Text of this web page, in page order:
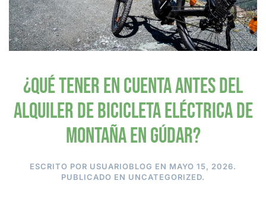
¿Qué tener en cuenta antes del
alquiler de bicicleta eléctrica de
montaña en Gúdar?
ESCRITO POR USUARIOBLOG EN MAYO 15, 2026.
PUBLICADO EN UNCATEGORIZED.